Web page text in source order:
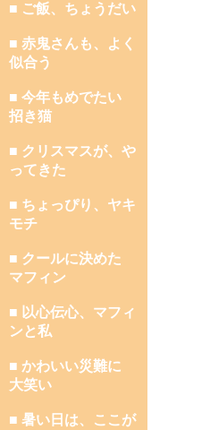
■ ご飯、ちょうだい
■ 赤鬼さんも、よく
似合う
■ 今年もめでたい
招き猫
■ クリスマスが、や
ってきた
■ ちょっぴり、ヤキ
モチ
■ クールに決めた
マフィン
■ 以心伝心、マフィ
ンと私
■ かわいい災難に
大笑い
■ 暑い日は、ここが